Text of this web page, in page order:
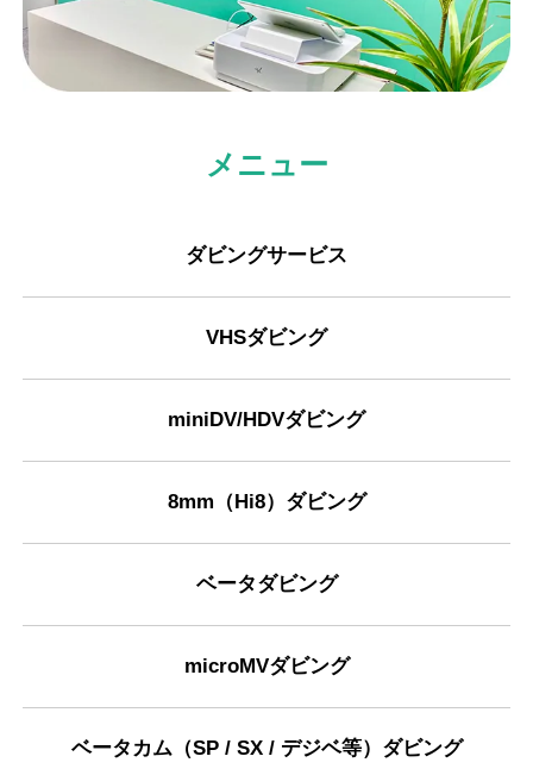
メニュー
ダビングサービス
VHSダビング
miniDV/HDVダビング
8mm（Hi8）ダビング
ベータダビング
microMVダビング
ベータカム（SP / SX / デジベ等）ダビング